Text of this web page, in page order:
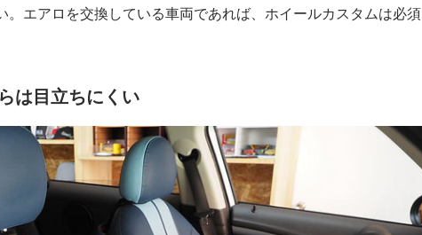
。エアロを交換している車両であれば、ホイールカスタムは必須
は目立ちにくい